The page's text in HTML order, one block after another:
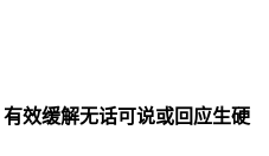
效缓解无话可说或回应生硬